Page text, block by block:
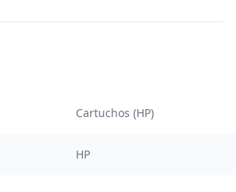
Cartuchos (HP)
HP